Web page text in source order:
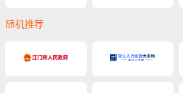
随机推荐